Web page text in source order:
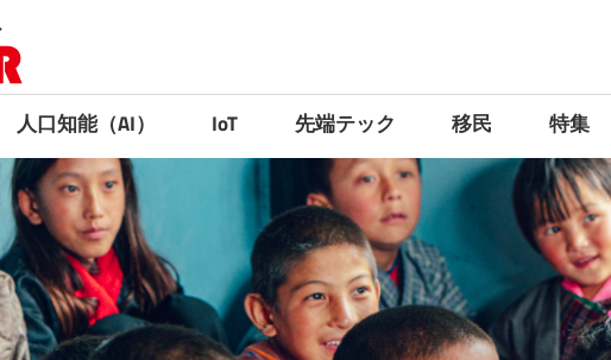
人口知能（AI） IoT 先端テック 移民 特集